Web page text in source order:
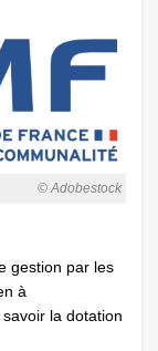
© Adobestock
gestion par les
à
la dotation